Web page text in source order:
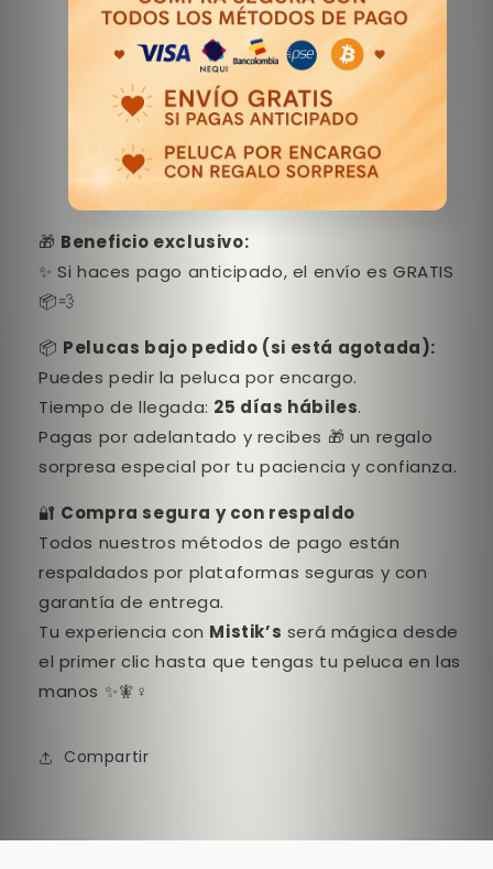
🎁 Beneficio exclusivo:
✨ Si haces pago anticipado, el envío es GRATIS
📦💨
📦 Pelucas bajo pedido (si está agotada):
Puedes pedir la peluca por encargo.
Tiempo de llegada: 25 días hábiles.
Pagas por adelantado y recibes 🎁 un regalo
sorpresa especial por tu paciencia y confianza.
🔐 Compra segura y con respaldo
Todos nuestros métodos de pago están
respaldados por plataformas seguras y con
garantía de entrega.
Tu experiencia con Mistik’s será mágica desde
el primer clic hasta que tengas tu peluca en las
manos ✨🧚♀️
Compartir